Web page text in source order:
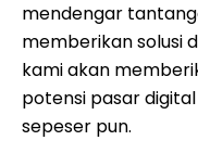
mendengar
memberikan solusi
kami akan
potensi pasar
sepeser pun.